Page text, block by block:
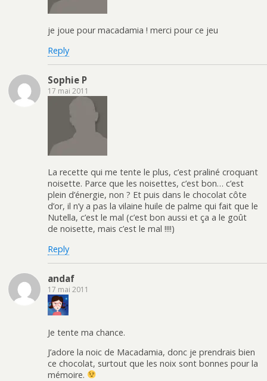
je joue pour macadamia ! merci pour ce jeu
Reply
Sophie P
17 mai 2011
La recette qui me tente le plus, c’est praliné croquant
noisette. Parce que les noisettes, c’est bon… c’est
plein d’énergie, non ? Et puis dans le chocolat côte
d’or, il n’y a pas la vilaine huile de palme qui fait que le
Nutella, c’est le mal (c’est bon aussi et ça a le goût
de noisette, mais c’est le mal !!!!)
Reply
andaf
17 mai 2011
Je tente ma chance.
J’adore la noic de Macadamia, donc je prendrais bien
ce chocolat, surtout que les noix sont bonnes pour la
mémoire.